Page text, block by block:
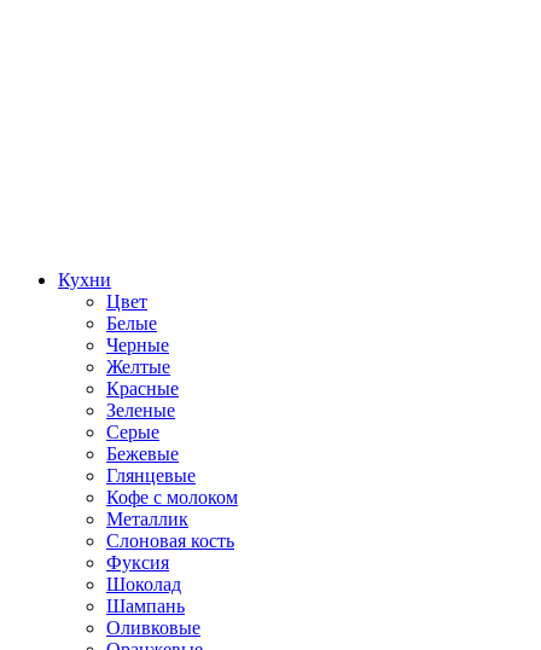
Кухни
Цвет
Белые
Черные
Желтые
Красные
Зеленые
Серые
Бежевые
Глянцевые
Кофе с молоком
Металлик
Слоновая кость
Фуксия
Шоколад
Шампань
Оливковые